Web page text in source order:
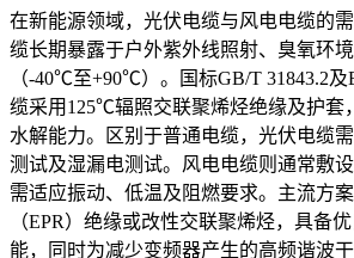
在新能源领域，光伏电缆与风电电缆的
缆长期暴露于户外紫外线照射、臭氧环
（-40℃至+90℃）。国标GB/T 31843.2及
缆采用125℃辐照交联聚烯烃绝缘及护套
水解能力。区别于普通电缆，光伏电缆
测试及湿漏电测试。风电电缆则通常敷
需适应振动、低温及阻燃要求。主流方
（EPR）绝缘或改性交联聚烯烃，具备
能，同时为减少变频器产生的高频谐波